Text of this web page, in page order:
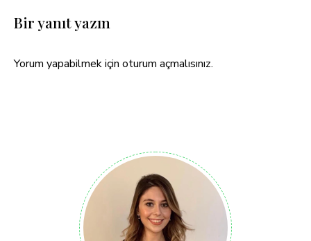
Bir yanıt yazın
Yorum yapabilmek için oturum açmalısınız.